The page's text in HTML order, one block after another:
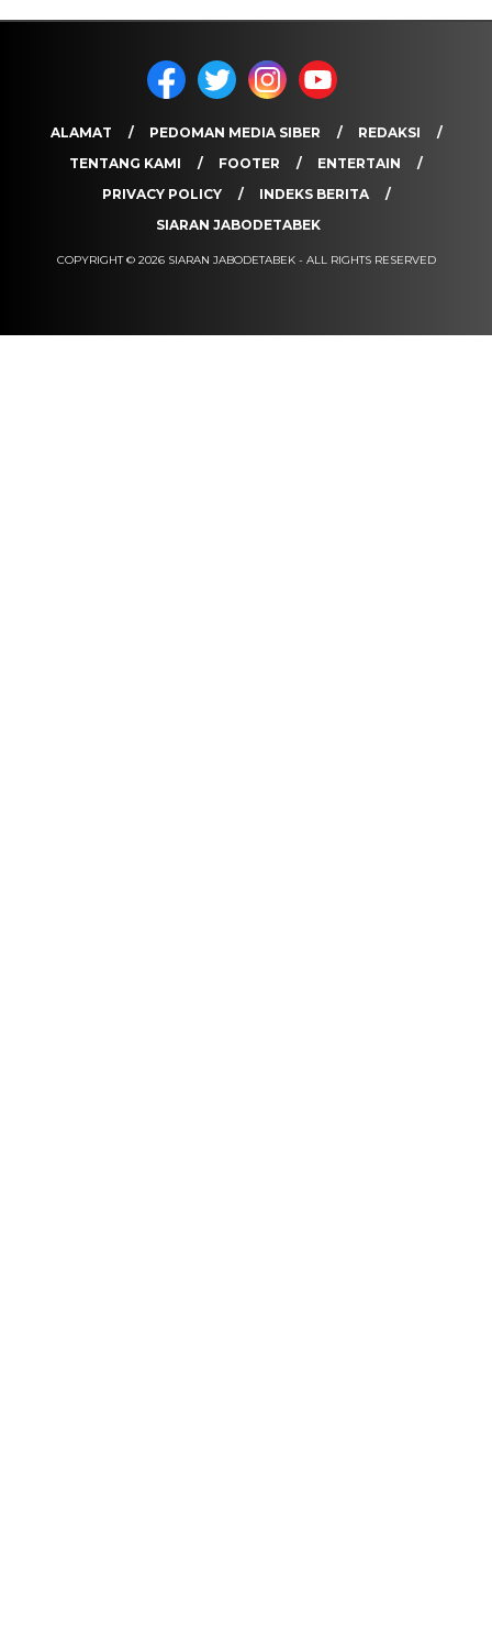
ALAMAT PEDOMAN MEDIA SIBER
REDAKSI
TENTANG KAMI
FOOTER
ENTERTAIN
PRIVACY POLICY
INDEKS BERITA
SIARAN JABODETABEK
COPYRIGHT © 2026 SIARAN JABODETABEK - ALL RIGHTS RESERVED